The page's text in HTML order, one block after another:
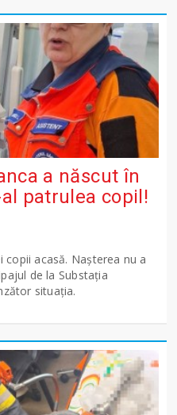
a născut în
patrulea copil!
acasă. Nașterea nu a
de la Substația
situația.